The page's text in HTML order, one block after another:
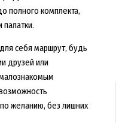
полного комплекта,
себя маршрут, будь
друзей или
желанию, без лишних